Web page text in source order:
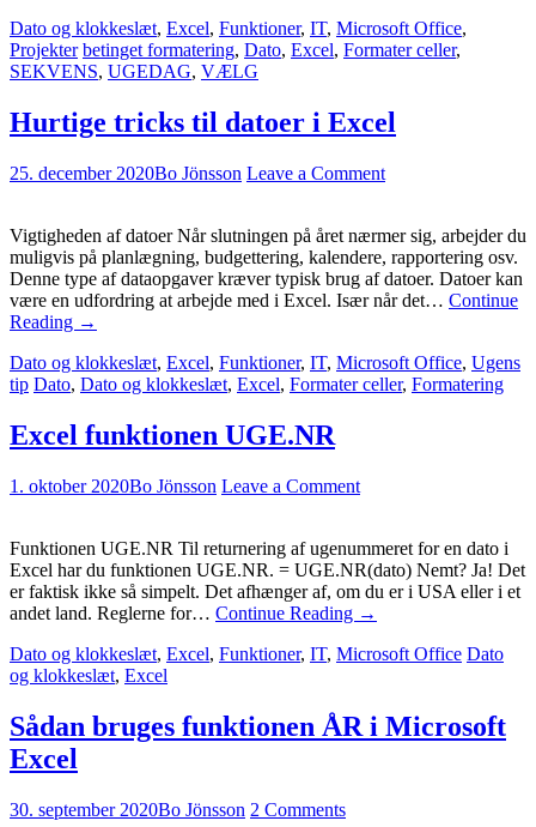
Dato og klokkeslæt, Excel, Funktioner, IT, Microsoft Office,
Projekter betinget formatering, Dato, Excel, Formater celler,
SEKVENS, UGEDAG, VÆLG
Hurtige tricks til datoer i Excel
25. december 2020Bo Jönsson Leave a Comment
Vigtigheden af datoer Når slutningen på året nærmer sig, arbejder du
muligvis på planlægning, budgettering, kalendere, rapportering osv.
Denne type af dataopgaver kræver typisk brug af datoer. Datoer kan
være en udfordring at arbejde med i Excel. Især når det… Continue
Reading →
Dato og klokkeslæt, Excel, Funktioner, IT, Microsoft Office, Ugens
tip Dato, Dato og klokkeslæt, Excel, Formater celler, Formatering
Excel funktionen UGE.NR
1. oktober 2020Bo Jönsson Leave a Comment
Funktionen UGE.NR Til returnering af ugenummeret for en dato i
Excel har du funktionen UGE.NR. = UGE.NR(dato) Nemt? Ja! Det
er faktisk ikke så simpelt. Det afhænger af, om du er i USA eller i et
andet land. Reglerne for… Continue Reading →
Dato og klokkeslæt, Excel, Funktioner, IT, Microsoft Office Dato
og klokkeslæt, Excel
Sådan bruges funktionen ÅR i Microsoft
Excel
30. september 2020Bo Jönsson 2 Comments